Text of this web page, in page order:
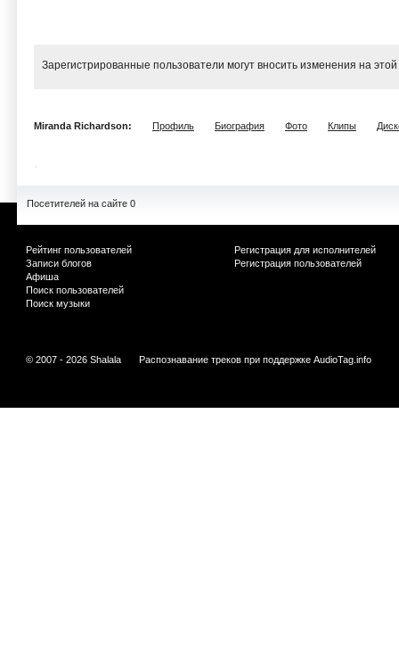
Зарегистрированные пользователи могут вносить изменения на
Miranda Richardson: Профиль Биография Фото Клипы
Посетителей на сайте 0
Рейтинг пользователей
Записи блогов
Афиша
Поиск пользователей
Поиск музыки
Регистрация для исполнителей
Регистрация пользователей
© 2007 - 2026 Shalala Распознавание треков при поддержке AudioTag.info